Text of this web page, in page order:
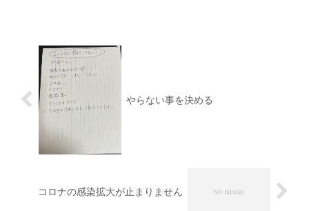
やらない事を決める
コロナの感染拡大が止まりません